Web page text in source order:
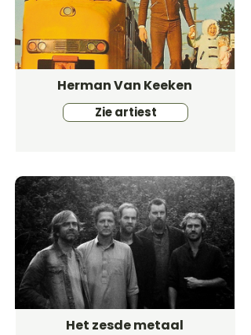
Herman Van Keeken
Zie artiest
Het zesde metaal